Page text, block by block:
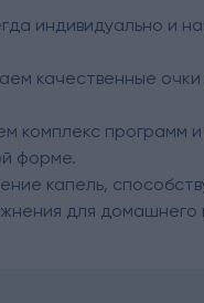
индивидуально и
качественные
комплекс
форме.
капель,
для